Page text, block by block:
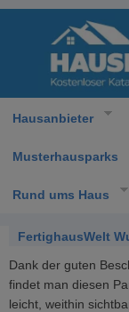
Hausanbieter
Musterhausparks
Rund ums Haus
FertighausWelt
Dank der guten
findet man diesen
leicht, weithin